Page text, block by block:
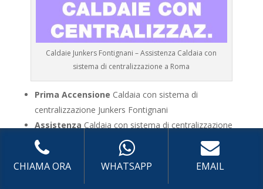
Caldaie Junkers Fontignani – Assistenza Caldaia con
sistema di centralizzazione a Roma
Prima Accensione Caldaia con sistema di
centralizzazione Junkers Fontignani
Assistenza Caldaia con sistema di centralizzazione
Junkers Fontignani
Manutenzione
Caldaia con sistema di
centralizzazione Junkers Fontignani
RiparazioneCaldaia con sistema di centralizzazione
CHIAMA ORA WHATSAPP EMAIL